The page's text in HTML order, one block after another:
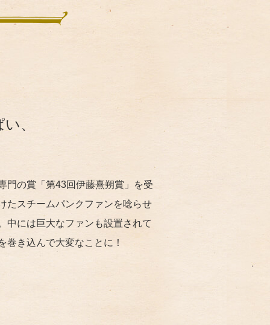
、
門の賞「第43回伊藤熹朔賞」を受
たスチームパンクファンを唸らせ
中には巨大なファンも設置されて
巻き込んで大変なことに！